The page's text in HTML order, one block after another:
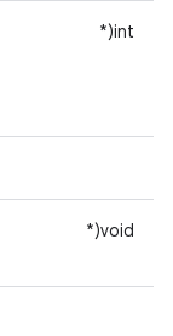
int(*
void(*